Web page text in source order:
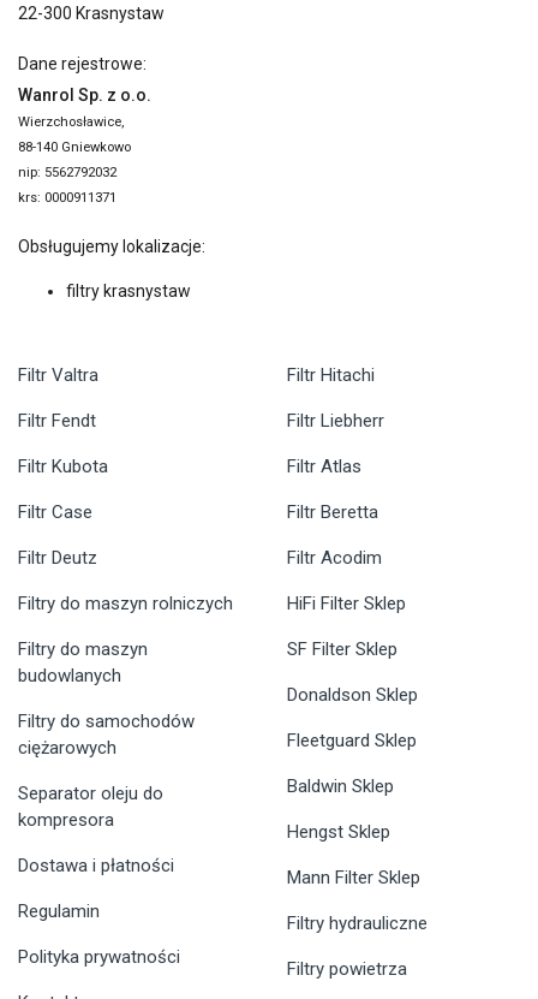
22-300 Krasnystaw
Dane rejestrowe:
Wanrol Sp. z o.o.
Wierzchosławice,
88-140 Gniewkowo
nip: 5562792032
krs: 0000911371
Obsługujemy lokalizacje:
filtry krasnystaw
Filtr Valtra
Filtr Fendt
Filtr Kubota
Filtr Case
Filtr Deutz
Filtr Hitachi
Filtr Liebherr
Filtr Atlas
Filtr Beretta
Filtr Acodim
Filtry do maszyn rolniczych
Filtry do maszyn
budowlanych
Filtry do samochodów
ciężarowych
Separator oleju do
kompresora
Dostawa i płatności
Regulamin
Polityka prywatności
HiFi Filter Sklep
SF Filter Sklep
Donaldson Sklep
Fleetguard Sklep
Baldwin Sklep
Hengst Sklep
Mann Filter Sklep
Filtry hydrauliczne
Filtry powietrza